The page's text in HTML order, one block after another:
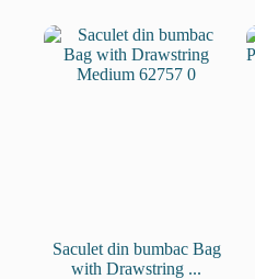
Saculet din bumbac Bag
with Drawstring ...